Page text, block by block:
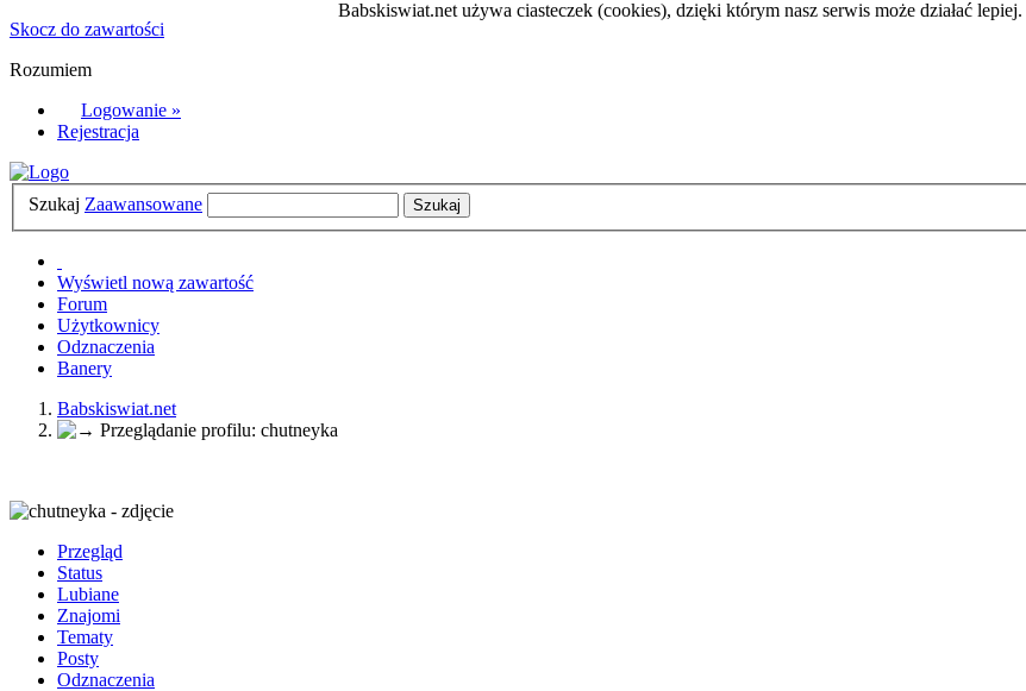
Skocz do zawartości
Babskiswiat.net używa ciasteczek (cookies), dzięki którym nasz serwis może działać lepiej.
Rozumiem
Logowanie »
Rejestracja
Szukaj Zaawansowane
Wyświetl nową zawartość
Forum
Użytkownicy
Odznaczenia
Banery
Babskiswiat.net
Przeglądanie profilu: chutneyka
Przegląd
Status
Lubiane
Znajomi
Tematy
Posty
Odznaczenia